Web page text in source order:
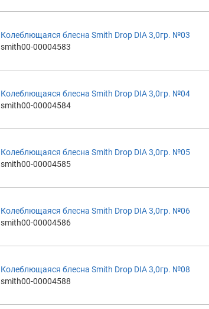
Колеблющаяся блесна Smith Drop DIA 3,0гр. №03
smith00-00004583
Колеблющаяся блесна Smith Drop DIA 3,0гр. №04
smith00-00004584
Колеблющаяся блесна Smith Drop DIA 3,0гр. №05
smith00-00004585
Колеблющаяся блесна Smith Drop DIA 3,0гр. №06
smith00-00004586
Колеблющаяся блесна Smith Drop DIA 3,0гр. №08
smith00-00004588